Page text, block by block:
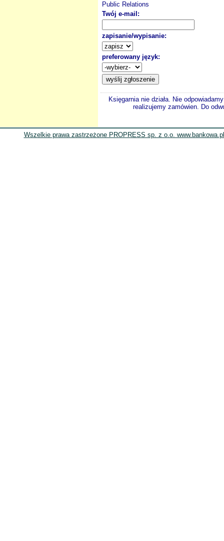
Public Relations
Twój e-mail:
zapisanie/wypisanie:
preferowany język:
Księgarnia nie działa. Nie
realizujemy zamówien. Do
Wszelkie prawa zastrzeżone PROPRESS sp. z o.o.